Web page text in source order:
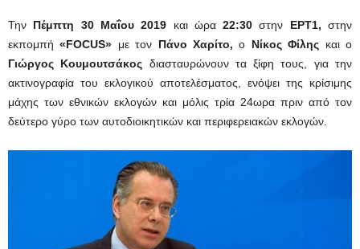
Την Πέμπτη 30 Μαΐου 2019 και ώρα22:30στην ΕΡΤ1, στην
εκπομπή«FOCUS» με τον Πάνο Χαρίτο, ο Νίκος Φίλης και ο
Γιώργος Κουμουτσάκος διασταυρώνουν τα ξίφη τους, για την
ακτινογραφία του εκλογικού αποτελέσματος, ενόψει της κρίσιμης
μάχης των εθνικών εκλογών και μόλις τρία 24ωρα πριν από τον
δεύτερο γύρο των αυτοδιοικητικών και περιφερειακών εκλογών.